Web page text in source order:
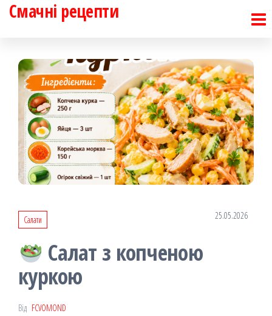
Перейти
Смачні рецепти
Салати 25.05.2026
Салат з копченою
куркою
Від FCVOMOND